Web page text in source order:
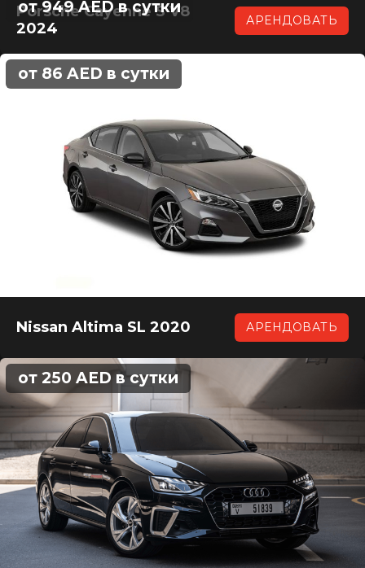
Porsche Cayenne S V8
2024
АРЕНДОВАТЬ
от 949 AED в сутки
Nissan Altima SL 2020 АРЕНДОВАТЬ
от 86 AED в сутки
от 250 AED в сутки